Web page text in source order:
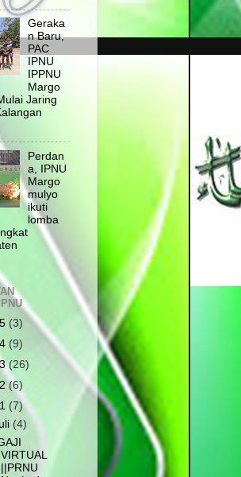
Geraka
n Baru,
PAC
IPNU
IPPNU
Margo
Jaring
Perdan
a, IPNU
Margo
mulyo
ikuti
lomba
(3)
(9)
(26)
(6)
(7)
(4)
VIRTUAL
||PRNU